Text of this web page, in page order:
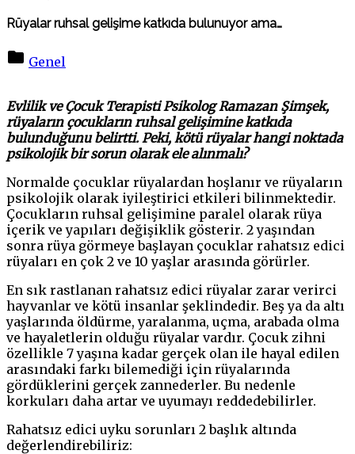
Rüyalar ruhsal gelişime katkıda bulunuyor ama…
Genel
ruhsal
gelişime
katkıda
bulunuyor
Evlilik ve Çocuk Terapisti Psikolog Ramazan Şimşek,
rüyaların çocukların ruhsal gelişimine katkıda
bulunduğunu belirtti. Peki, kötü rüyalar hangi noktada
psikolojik bir sorun olarak ele alınmalı?
Normalde çocuklar rüyalardan hoşlanır ve rüyaların
psikolojik olarak iyileştirici etkileri bilinmektedir.
Çocukların ruhsal gelişimine paralel olarak rüya
içerik ve yapıları değişiklik gösterir. 2 yaşından
sonra rüya görmeye başlayan çocuklar rahatsız edici
rüyaları en çok 2 ve 10 yaşlar arasında görürler.
En sık rastlanan rahatsız edici rüyalar zarar verirci
hayvanlar ve kötü insanlar şeklindedir. Beş ya da altı
yaşlarında öldürme, yaralanma, uçma, arabada olma
ve hayaletlerin olduğu rüyalar vardır. Çocuk zihni
özellikle 7 yaşına kadar gerçek olan ile hayal edilen
arasındaki farkı bilemediği için rüyalarında
gördüklerini gerçek zannederler. Bu nedenle
korkuları daha artar ve uyumayı reddedebilirler.
Rahatsız edici uyku sorunları 2 başlık altında
değerlendirebiliriz: